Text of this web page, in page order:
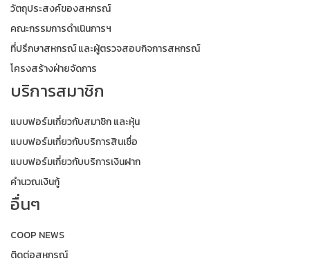
วัตถุประสงค์ของสหกรณ์
คณะกรรมการดำเนินการฯ
ที่ปรึกษาสหกรณ์ และผู้ตรวจสอบกิจการสหกรณ์
โครงสร้างฝ่ายจัดการ
บริการสมาชิก
แบบฟอร์มเกี่ยวกับสมาชิก และหุ้น
แบบฟอร์มเกี่ยวกับบริการสินเชื่อ
แบบฟอร์มเกี่ยวกับบริการเงินฝาก
คำนวณเงินกู้
อื่นๆ
COOP NEWS
ติดต่อสหกรณ์